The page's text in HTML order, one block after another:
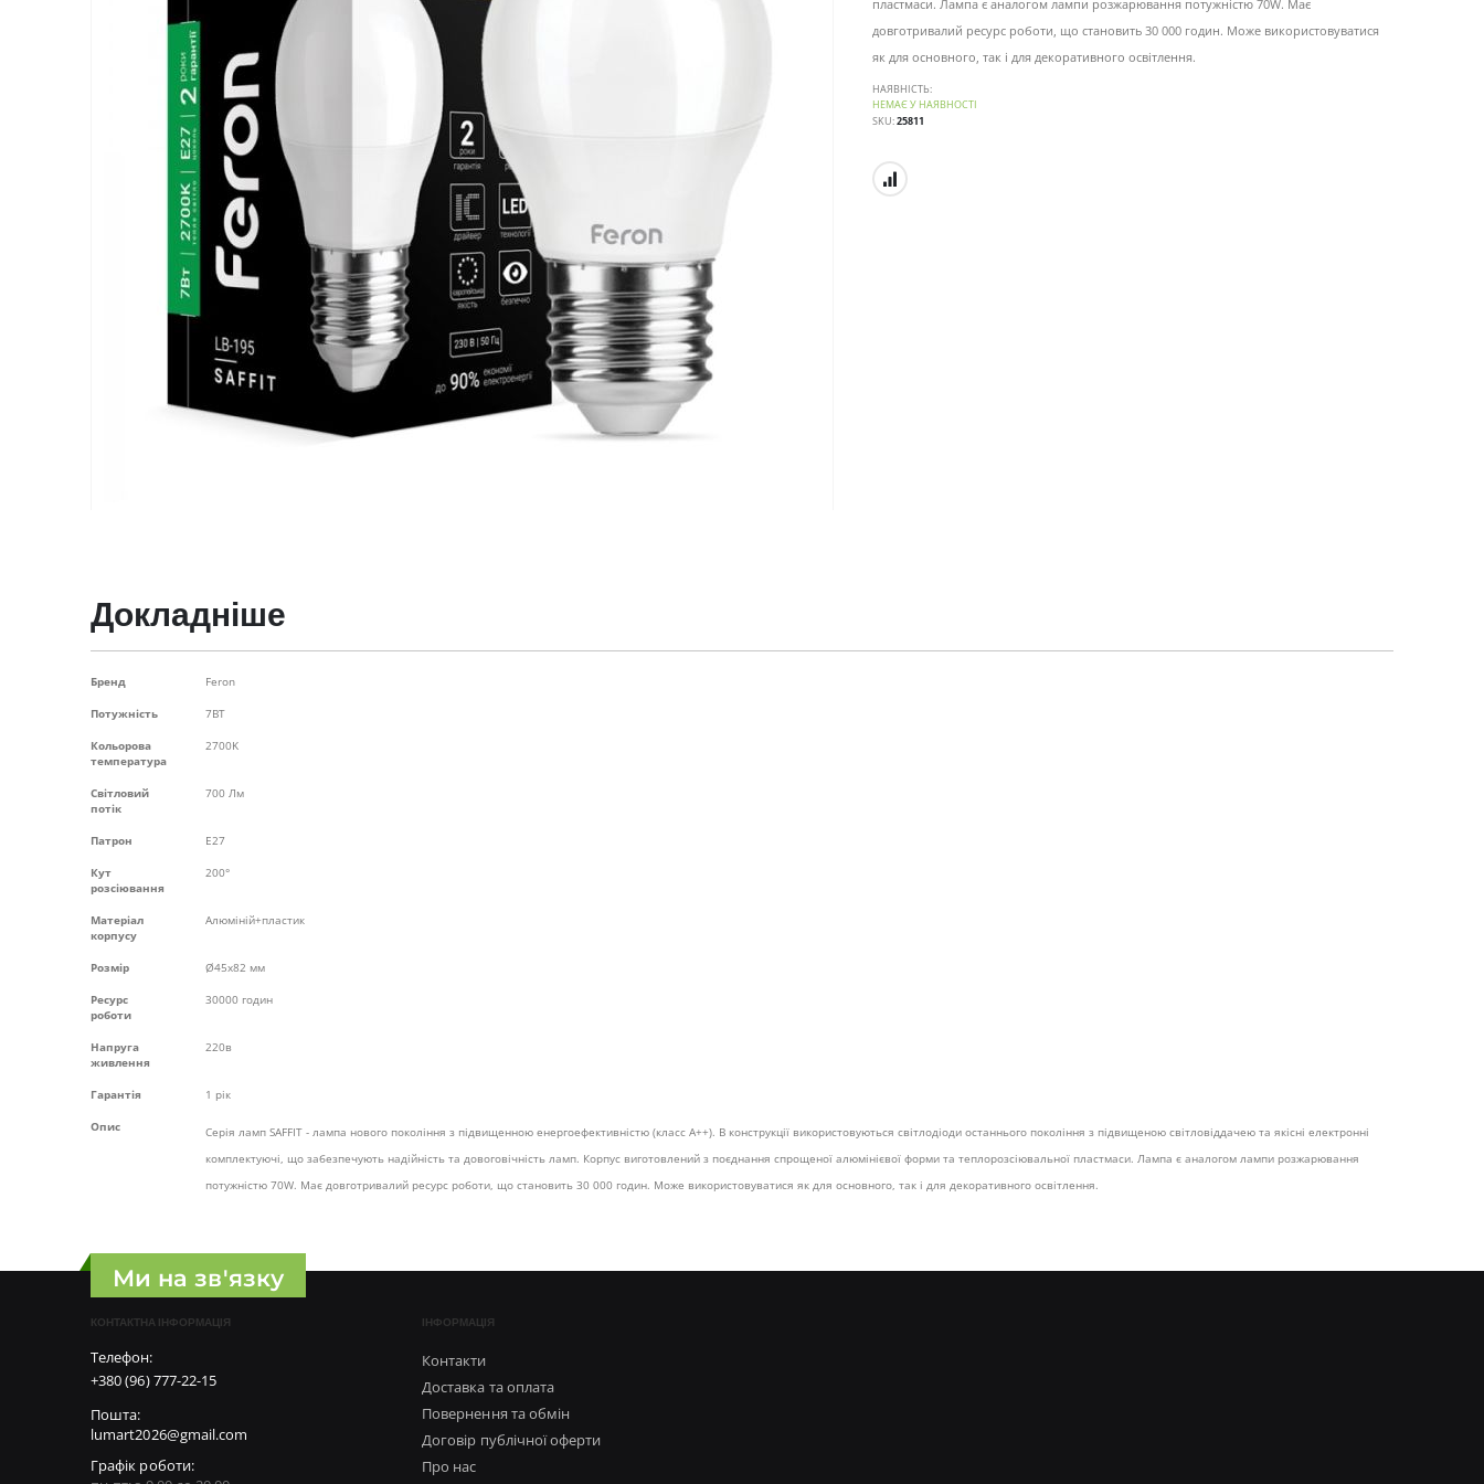
пластмаси. Лампа є аналогом лампи розжарювання потужністю 70W. Має
довготривалий ресурс роботи, що становить 30 000 годин. Може використовуватися
як для основного, так і для декоративного освітлення.
НАЯВНІСТЬ:
НЕМАЄ У НАЯВНОСТІ
SKU 25811
Докладніше
Докладніше
Бренд Feron
Потужність 7ВТ
Кольорова
температура
2700K
Світловий
потік
700 Лм
Патрон Е27
Кут
розсіювання
200°
Матеріал
корпусу
Алюміній+пластик
Розмір Ø45х82 мм
Ресурс
роботи
30000 годин
Напруга
живлення
220в
Гарантія 1 рік
Опис
Серія ламп SAFFIT - лампа нового покоління з підвищенною енергоефективністю (класс А++). В конструкції використовуються світлодіоди останнього покоління з підвищеною світловіддачею та якісні електронні
комплектуючі, що забезпечують надійність та довоговічність ламп. Корпус виготовлений з поєднання спрощеної алюмінієвої форми та теплорозсіювальної пластмаси. Лампа є аналогом лампи розжарювання
потужністю 70W. Має довготривалий ресурс роботи, що становить 30 000 годин. Може використовуватися як для основного, так і для декоративного освітлення.
Ми на зв'язку
КОНТАКТНА ІНФОРМАЦІЯ
Телефон:
+380 (96) 777-22-15
Пошта:
lumart2026@gmail.com
Графік роботи:
ІНФОРМАЦІЯ
Контакти
Доставка та оплата
Повернення та обмін
Договір публічної оферти
Про нас